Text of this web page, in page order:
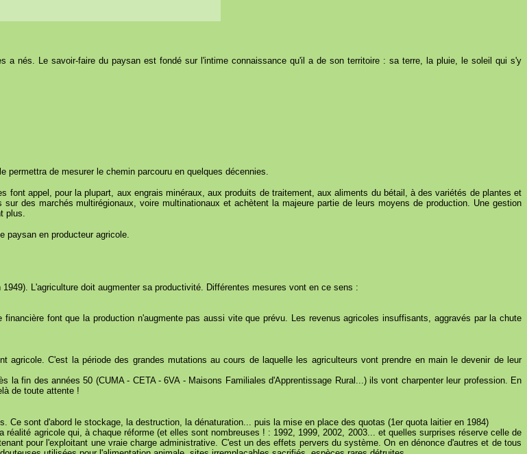
a nés. Le savoir-faire du paysan est fondé sur l'intime connaissance qu'il a de son territoire : sa terre, la pluie, le soleil qui s'y
permettra de mesurer le chemin parcouru en quelques décennies.
font appel, pour la plupart, aux engrais minéraux, aux produits de traitement, aux aliments du bétail, à des variétés de plantes et
des marchés multirégionaux, voire multinationaux et achètent la majeure partie de leurs moyens de production. Une gestion
plus.
paysan en producteur agricole.
L'agriculture doit augmenter sa productivité. Différentes mesures vont en ce sens :
font que la production n'augmente pas aussi vite que prévu. Les revenus agricoles insuffisants, aggravés par la chute
agricole. C'est la période des grandes mutations au cours de laquelle les agriculteurs vont prendre en main le devenir de leur
fin des années 50 (CUMA - CETA - 6VA - Maisons Familiales d'Apprentissage Rural...) ils vont charpenter leur profession. En
de toute attente !
sont d'abord le stockage, la destruction, la dénaturation... puis la mise en place des quotas (1er quota laitier en 1984)
agricole qui, à chaque réforme (et elles sont nombreuses ! : 1992, 1999, 2002, 2003... et quelles surprises réserve celle de
pour l'exploitant une vraie charge administrative. C'est un des effets pervers du système. On en dénonce d'autres et de tous